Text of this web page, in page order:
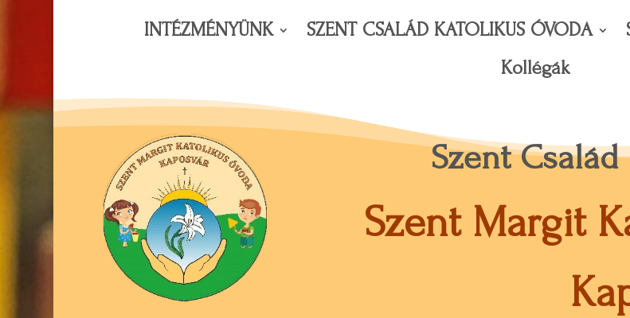
INTÉZMÉNYÜNK SZENT CSALÁD KATOLIKUS ÓVODA
Kollégák
Szent
Szent Margit